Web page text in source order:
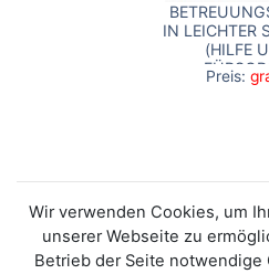
IN LEICHTER
(HILFE
Preis:
Wir verwenden Cookies, um
unserer Webseite zu
Betrieb der Seite